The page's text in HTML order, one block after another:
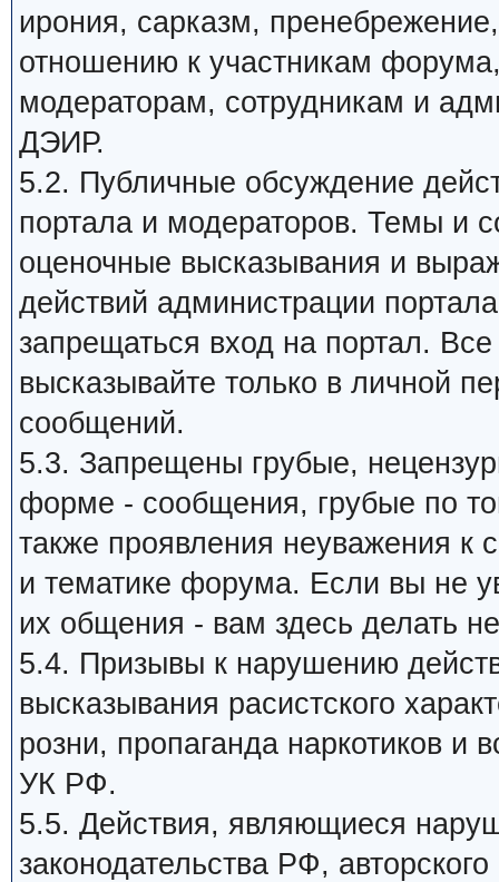
ирония, сарказм,
отношению к участникам
модераторам, сотрудникам и
ДЭИР.
5.2. Публичные обсуждение
портала и модераторов. Темы и
оценочные высказывания и
действий администрации
запрещаться вход на портал.
высказывайте только в личной
сообщений.
5.3. Запрещены грубые,
форме - сообщения, грубые по
также проявления неуважения
и тематике форума. Если вы не
их общения - вам здесь делать
5.4. Призывы к нарушению
высказывания расистского
розни, пропаганда наркотиков и
УК РФ.
5.5. Действия, являющиеся
законодательства РФ,